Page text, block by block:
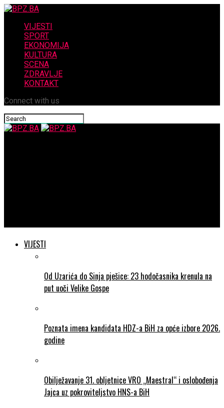
VIJESTI
SPORT
EKONOMIJA
KULTURA
SCENA
ZDRAVLJE
KONTAKT
Connect with us
VIJESTI
Od Uzarića do Sinja pješice: 23 hodočasnika krenula na
put uoči Velike Gospe
Poznata imena kandidata HDZ-a BiH za opće izbore 2026.
godine
Obilježavanje 31. obljetnice VRO „Maestral“ i oslobođenja
Jajca uz pokroviteljstvo HNS-a BiH